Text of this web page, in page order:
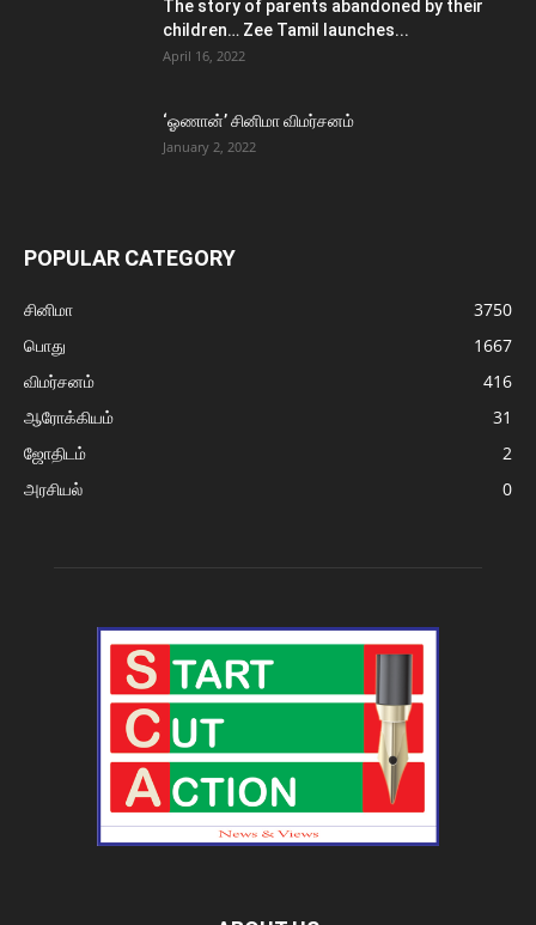
The story of parents abandoned by their
children… Zee Tamil launches...
April 16, 2022
‘ஓணான்’ சினிமா விமர்சனம்
January 2, 2022
POPULAR CATEGORY
சினிமா
3750
பொது
1667
விமர்சனம்
416
ஆரோக்கியம்
31
ஜோதிடம்
2
அரசியல்
0